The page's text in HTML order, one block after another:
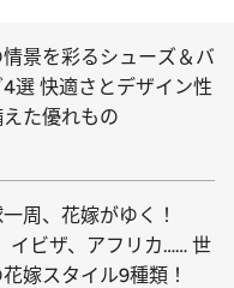
景を彩るシューズ＆バ
4選 快適さとデザイン性
た優れもの
周、花嫁がゆく！
イビザ、アフリカ…… 世
嫁スタイル9種類！